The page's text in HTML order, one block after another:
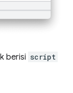
berisi script